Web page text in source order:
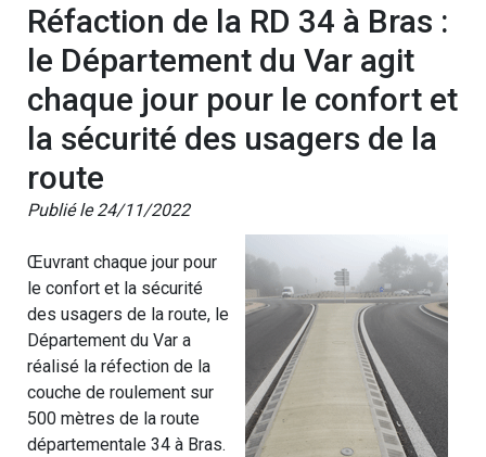
Réfaction de la RD 34 à Bras :
le Département du Var agit
chaque jour pour le confort et
la sécurité des usagers de la
route
Publié le 24/11/2022
Œuvrant chaque jour pour
le confort et la sécurité
des usagers de la route, le
Département du Var a
réalisé la réfection de la
couche de roulement sur
500 mètres de la route
départementale 34 à Bras.